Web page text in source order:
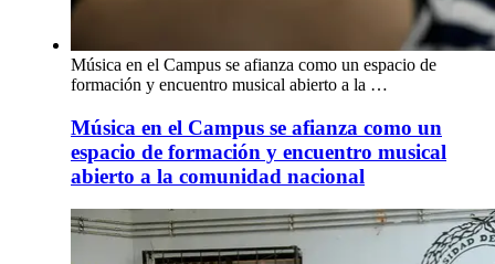
Música en el Campus se afianza como un espacio de
formación y encuentro musical abierto a la …
Música en el Campus se afianza como un
espacio de formación y encuentro musical
abierto a la comunidad nacional